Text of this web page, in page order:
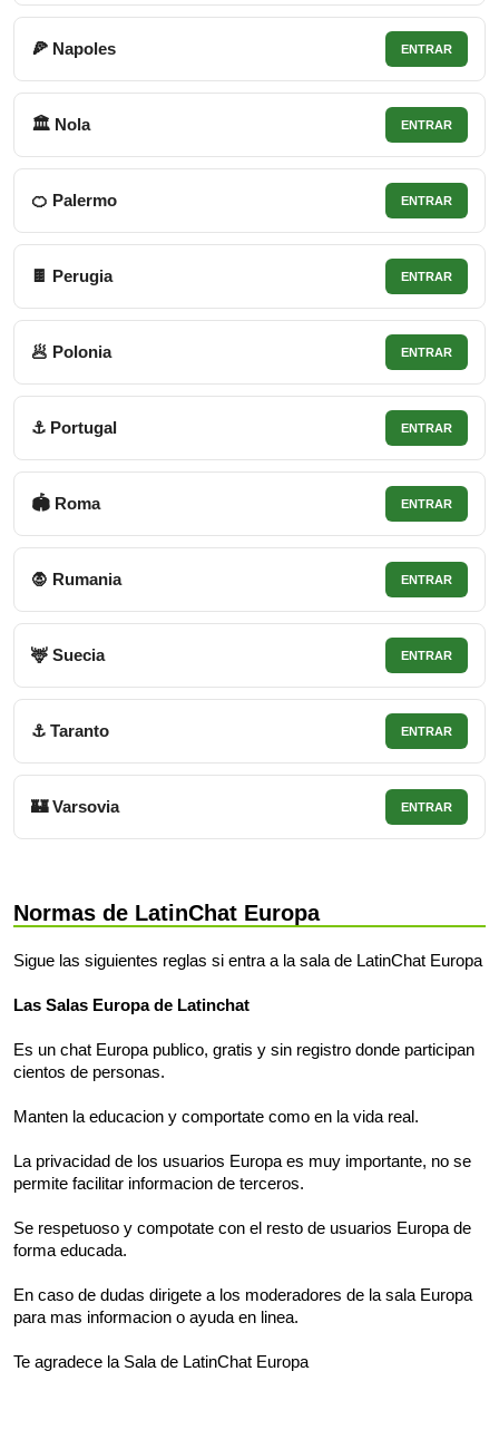
🍕 Napoles ENTRAR
🏛 Nola ENTRAR
🍊 Palermo ENTRAR
🍫 Perugia ENTRAR
🥟 Polonia ENTRAR
⚓ Portugal ENTRAR
🏟 Roma ENTRAR
🧛 Rumania ENTRAR
🦌 Suecia ENTRAR
⚓ Taranto ENTRAR
🏰 Varsovia ENTRAR
Normas de LatinChat Europa
Sigue las siguientes reglas si entra a la sala de LatinChat Europa
Las Salas Europa de Latinchat
Es un chat Europa publico, gratis y sin registro donde participan
cientos de personas.
Manten la educacion y comportate como en la vida real.
La privacidad de los usuarios Europa es muy importante, no se
permite facilitar informacion de terceros.
Se respetuoso y compotate con el resto de usuarios Europa de
forma educada.
En caso de dudas dirigete a los moderadores de la sala Europa
para mas informacion o ayuda en linea.
Te agradece la Sala de LatinChat Europa